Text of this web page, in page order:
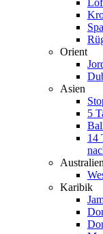
Orient
Asien
5
14
Australien
Karibik